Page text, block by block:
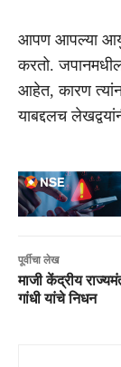
आपण आपल्या
करतो.
आहेत, कारण
याबद्दलच
पूर्वीचा लेख
माजी केंद्रीय
गांधी यांचे निधन